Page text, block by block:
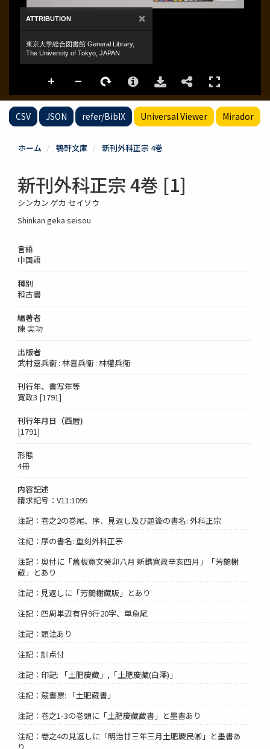
CSV JSON refer/BibIX Universal Viewer Mirador
ホーム 鶚軒文庫 新刊外科正宗 4巻
新刊外科正宗 4巻 [1]
シンカン ゲカ セイソウ
Shinkan geka seisou
言語
中国語
種別
和古書
編著者
陳 実功
出版者
武村嘉兵衞 : 林喜兵衞 : 林權兵衞
刊行年、書写年等
寛政3 [1791]
刊行年月日（西暦)
[1791]
形態
4冊
内容記述
請求記号：V11:1095
注記：卷之2の巻尾、序、見返し及び題簽の書名: 外科正宗
注記：序の書名: 重刻外科正宗
注記：奥付に「舊板寛文癸卯八月 新鐫寛政辛亥四月」「芳蘭榭
藏」とあり
注記：見返しに「芳蘭榭藏版」とあり
注記：四周単辺有界9行20字、単魚尾
注記：頭注あり
注記：訓点付
注記：印記: 「土肥慶藏」,「土肥慶藏(白澤)」
注記：蔵書票: 「土肥藏書」
注記：卷之1-3の巻頭に「土肥慶藏蔵書」と墨書あり
注記：卷之4の見返しに「明治廿三年三月土肥慶民卿」と墨書あ
り